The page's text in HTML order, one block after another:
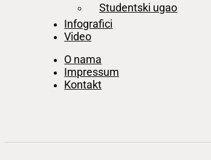
Studentski ugao
Infografici
Video
O nama
Impressum
Kontakt